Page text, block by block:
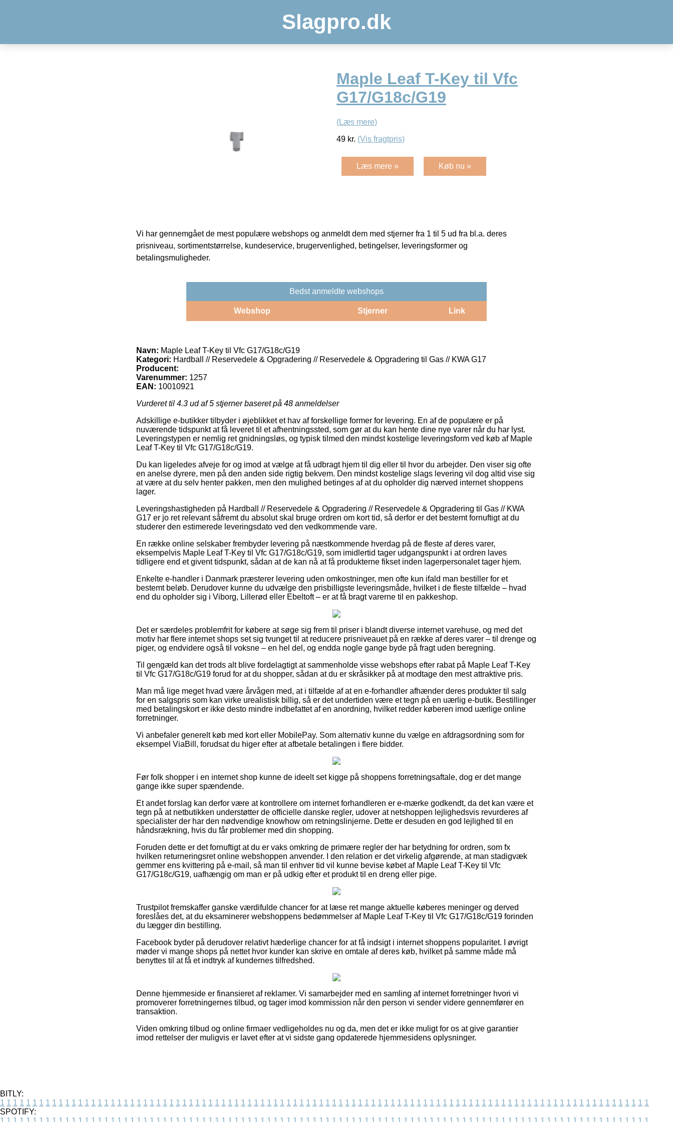
Slagpro.dk
Maple Leaf T-Key til Vfc
G17/G18c/G19
(Læs mere)
49 kr. (Vis fragtpris)
Læs mere » Køb nu »
Vi har gennemgået de mest populære webshops og anmeldt dem med stjerner fra 1 til 5 ud fra bl.a. deres
prisniveau, sortimentstørrelse, kundeservice, brugervenlighed, betingelser, leveringsformer og
betalingsmuligheder.
Bedst anmeldte webshops
Webshop Stjerner Link
Navn: Maple Leaf T-Key til Vfc G17/G18c/G19
Kategori: Hardball // Reservedele & Opgradering // Reservedele & Opgradering til Gas // KWA G17
Producent:
Varenummer: 1257
EAN: 10010921
Vurderet til 4.3 ud af 5 stjerner baseret på 48 anmeldelser
Adskillige e-butikker tilbyder i øjeblikket et hav af forskellige former for levering. En af de populære er på
nuværende tidspunkt at få leveret til et afhentningssted, som gør at du kan hente dine nye varer når du har lyst.
Leveringstypen er nemlig ret gnidningsløs, og typisk tilmed den mindst kostelige leveringsform ved køb af Maple
Leaf T-Key til Vfc G17/G18c/G19.
Du kan ligeledes afveje for og imod at vælge at få udbragt hjem til dig eller til hvor du arbejder. Den viser sig ofte
en anelse dyrere, men på den anden side rigtig bekvem. Den mindst kostelige slags levering vil dog altid vise sig
at være at du selv henter pakken, men den mulighed betinges af at du opholder dig nærved internet shoppens
lager.
Leveringshastigheden på Hardball // Reservedele & Opgradering // Reservedele & Opgradering til Gas // KWA
G17 er jo ret relevant såfremt du absolut skal bruge ordren om kort tid, så derfor er det bestemt fornuftigt at du
studerer den estimerede leveringsdato ved den vedkommende vare.
En række online selskaber frembyder levering på næstkommende hverdag på de fleste af deres varer,
eksempelvis Maple Leaf T-Key til Vfc G17/G18c/G19, som imidlertid tager udgangspunkt i at ordren laves
tidligere end et givent tidspunkt, sådan at de kan nå at få produkterne fikset inden lagerpersonalet tager hjem.
Enkelte e-handler i Danmark præsterer levering uden omkostninger, men ofte kun ifald man bestiller for et
bestemt beløb. Derudover kunne du udvælge den prisbilligste leveringsmåde, hvilket i de fleste tilfælde – hvad
end du opholder sig i Viborg, Lillerød eller Ebeltoft – er at få bragt varerne til en pakkeshop.
Det er særdeles problemfrit for købere at søge sig frem til priser i blandt diverse internet varehuse, og med det
motiv har flere internet shops set sig tvunget til at reducere prisniveauet på en række af deres varer – til drenge og
piger, og endvidere også til voksne – en hel del, og endda nogle gange byde på fragt uden beregning.
Til gengæld kan det trods alt blive fordelagtigt at sammenholde visse webshops efter rabat på Maple Leaf T-Key
til Vfc G17/G18c/G19 forud for at du shopper, sådan at du er skråsikker på at modtage den mest attraktive pris.
Man må lige meget hvad være årvågen med, at i tilfælde af at en e-forhandler afhænder deres produkter til salg
for en salgspris som kan virke urealistisk billig, så er det undertiden være et tegn på en uærlig e-butik. Bestillinger
med betalingskort er ikke desto mindre indbefattet af en anordning, hvilket redder køberen imod uærlige online
forretninger.
Vi anbefaler generelt køb med kort eller MobilePay. Som alternativ kunne du vælge en afdragsordning som for
eksempel ViaBill, forudsat du higer efter at afbetale betalingen i flere bidder.
Før folk shopper i en internet shop kunne de ideelt set kigge på shoppens forretningsaftale, dog er det mange
gange ikke super spændende.
Et andet forslag kan derfor være at kontrollere om internet forhandleren er e-mærke godkendt, da det kan være et
tegn på at netbutikken understøtter de officielle danske regler, udover at netshoppen lejlighedsvis revurderes af
specialister der har den nødvendige knowhow om retningslinjerne. Dette er desuden en god lejlighed til en
håndsrækning, hvis du får problemer med din shopping.
Foruden dette er det fornuftigt at du er vaks omkring de primære regler der har betydning for ordren, som fx
hvilken returneringsret online webshoppen anvender. I den relation er det virkelig afgørende, at man stadigvæk
gemmer ens kvittering på e-mail, så man til enhver tid vil kunne bevise købet af Maple Leaf T-Key til Vfc
G17/G18c/G19, uafhængig om man er på udkig efter et produkt til en dreng eller pige.
Trustpilot fremskaffer ganske værdifulde chancer for at læse ret mange aktuelle køberes meninger og derved
foreslåes det, at du eksaminerer webshoppens bedømmelser af Maple Leaf T-Key til Vfc G17/G18c/G19 forinden
du lægger din bestilling.
Facebook byder på derudover relativt hæderlige chancer for at få indsigt i internet shoppens popularitet. I øvrigt
møder vi mange shops på nettet hvor kunder kan skrive en omtale af deres køb, hvilket på samme måde må
benyttes til at få et indtryk af kundernes tilfredshed.
Denne hjemmeside er finansieret af reklamer. Vi samarbejder med en samling af internet forretninger hvori vi
promoverer forretningernes tilbud, og tager imod kommission når den person vi sender videre gennemfører en
transaktion.
Viden omkring tilbud og online firmaer vedligeholdes nu og da, men det er ikke muligt for os at give garantier
imod rettelser der muligvis er lavet efter at vi sidste gang opdaterede hjemmesidens oplysninger.
BITLY:
1 1 1 1 1 1 1 1 1 1 1 1 1 1 1 1 1 1 1 1 1 1 1 1 1 1 1 1 1 1 1 1 1 1 1 1 1 1 1 1 1 1 1 1 1 1 1 1 1 1 1 1 1 1 1 1 1 1 1 1 1 1 1 1 1 1 1 1 1 1 1 1 1 1 1 1 1 1 1 1 1 1 1 1 1 1 1 1 1 1 1 1 1 1 1 1 1 1 1 1
SPOTIFY: